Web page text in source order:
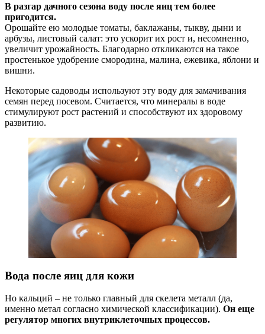
В разгар дачного сезона воду после яиц тем более
пригодится.
Орошайте ею молодые томаты, баклажаны, тыкву, дыни и
арбузы, листовый салат: это ускорит их рост и, несомненно,
увеличит урожайность. Благодарно откликаются на такое
простенькое удобрение смородина, малина, ежевика, яблони и
вишни.
Некоторые садоводы используют эту воду для замачивания
семян перед посевом. Считается, что минералы в воде
стимулируют рост растений и способствуют их здоровому
развитию.
Вода после яиц для кожи
Но кальций – не только главный для скелета металл (да,
именно метал согласно химической классификации). Он еще
регулятор многих внутриклеточных процессов.